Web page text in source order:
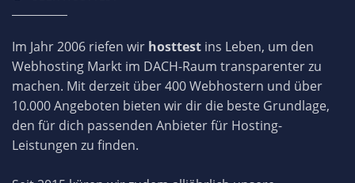
Im Jahr 2006 riefen wir hosttest ins Leben, um den
Webhosting Markt im DACH-Raum transparenter zu
machen. Mit derzeit über 400 Webhostern und über
10.000 Angeboten bieten wir dir die beste Grundlage,
den für dich passenden Anbieter für Hosting-
Leistungen zu finden.